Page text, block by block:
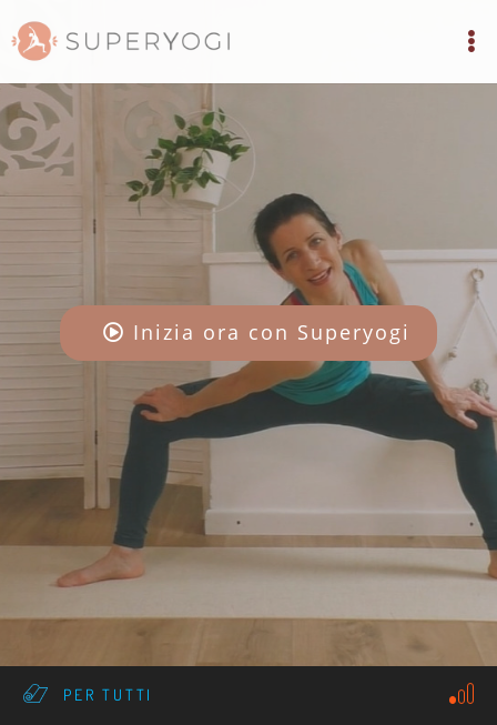
Inizia ora con Superyogi
PER TUTTI